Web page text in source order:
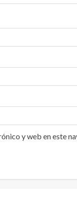
y web en este